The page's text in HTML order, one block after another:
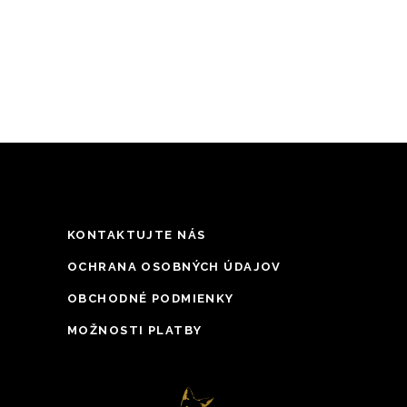
KONTAKTUJTE NÁS
OCHRANA OSOBNÝCH ÚDAJOV
OBCHODNÉ PODMIENKY
MOŽNOSTI PLATBY